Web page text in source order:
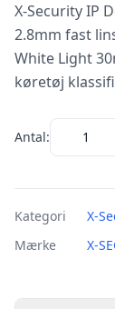
X-Security IP
2.8mm fast
White Light
køretøj
Antal:
Kategori
X-
Mærke
X-